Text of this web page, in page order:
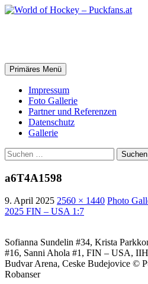
Zum
Suchen
Primäres Menü
Impressum
Foto Gallerie
Partner und Referenzen
Datenschutz
Gallerie
Suchen
nach:
a6T4A1598
9. April 2025 2560 × 1440 Photo
2025 FIN – USA 1:7
Sofianna Sundelin #34, Krista
#16, Sanni Ahola #1, FIN – USA,
Budvar Arena, Ceske Budejovice ©
Robanser